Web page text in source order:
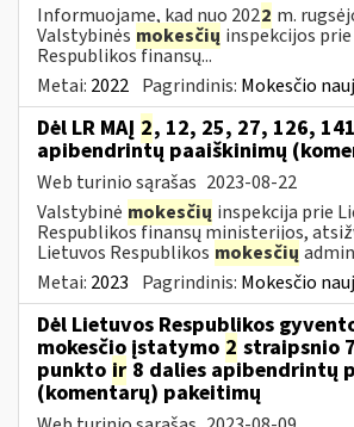
Informuojame, kad nuo 2022 m.
Valstybinės mokesčių inspekcijos
Respublikos finansų...
Metai: 2022 Pagrindinis: Mokesčio
Dėl LR MAĮ 2, 12, 25, 27, 126,
apibendrintų paaiškinimų
Web turinio sąrašas 2023-08-22
Valstybinė mokesčių inspekcija prie
Respublikos finansų ministerijos,
Lietuvos Respublikos mokesčių
Metai: 2023 Pagrindinis: Mokesčio
Dėl Lietuvos Respublikos
mokesčio įstatymo 2 straipsnio
punkto ir 8 dalies apibendrintų
(komentarų) pakeitimų